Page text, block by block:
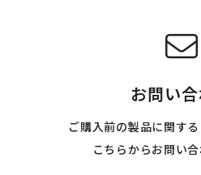
お問い
ご購入前の製品に関す
こちらからお問い